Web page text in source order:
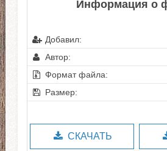
Информация о
Добавил:
Автор:
Формат файла:
Размер:
СКАЧАТЬ